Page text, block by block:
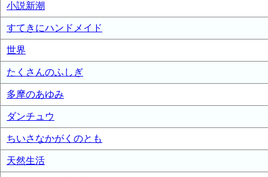
小説新潮
すてきにハンドメイド
世界
たくさんのふしぎ
多摩のあゆみ
ダンチュウ
ちいさなかがくのとも
天然生活